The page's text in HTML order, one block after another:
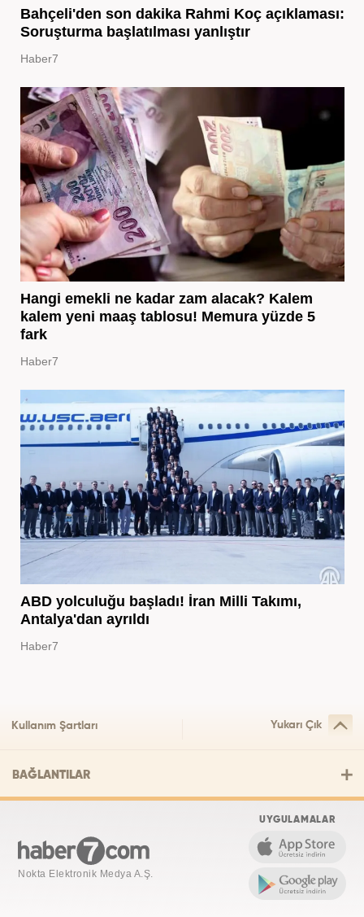
Bahçeli'den son dakika Rahmi Koç açıklaması:
Soruşturma başlatılması yanlıştır
Haber7
Hangi emekli ne kadar zam alacak? Kalem
kalem yeni maaş tablosu! Memura yüzde 5
fark
Haber7
ABD yolculuğu başladı! İran Milli Takımı,
Antalya'dan ayrıldı
Haber7
Kullanım Şartları Yukarı Çık
BAĞLANTILAR
Nokta Elektronik Medya A.Ş.
UYGULAMALAR